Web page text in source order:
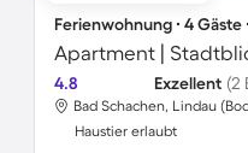
Ferienwohnung ∙ 4 Gäste
Apartment |
4.8 Exzellent (2
Bad Schachen, Lindau
Haustier erlaubt